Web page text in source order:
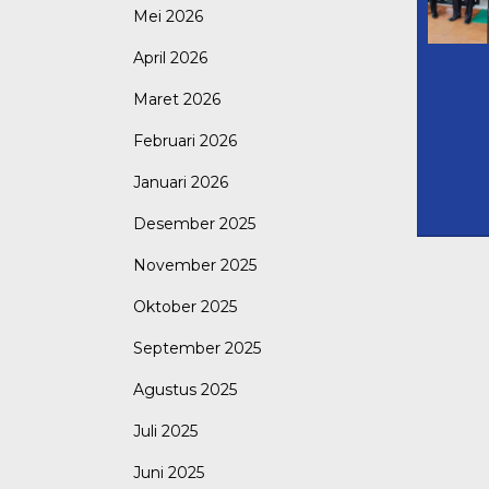
Mei 2026
April 2026
Maret 2026
Februari 2026
Januari 2026
Desember 2025
November 2025
Oktober 2025
September 2025
Agustus 2025
Juli 2025
Juni 2025